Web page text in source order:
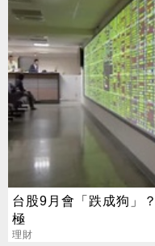
台股9月會「跌成狗」？ 他曬歷史圖卡喊減碼 網看法兩
極
理財